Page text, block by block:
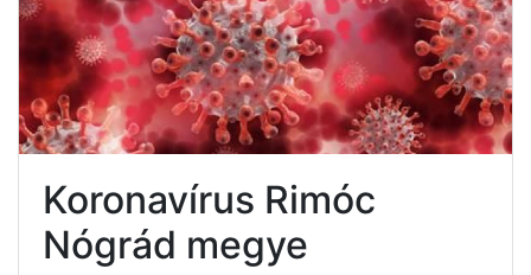
Koronavírus Rimóc
Nógrád megye